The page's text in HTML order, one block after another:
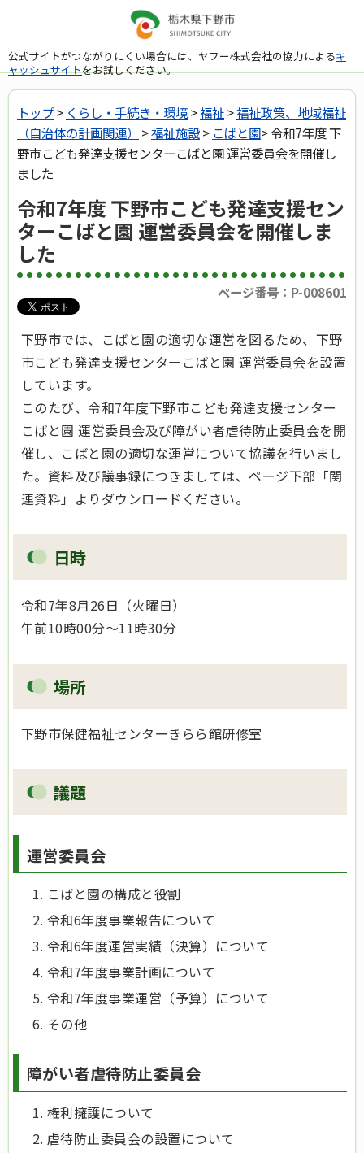
公式サイトがつながりにくい場合には、ヤフー株式会社の協力によるキ
ャッシュサイトをお試しください。
トップ> くらし・手続き・環境>福祉>福祉政策、地域福祉
（自治体の計画関連）
>福祉施設> こばと園> 令和7年度 下
野市こども発達支援センターこばと園 運営委員会を開催し
ました
令和7年度 下野市こども発達支援セン
ターこばと園 運営委員会を開催しま
した
ページ番号：P-008601
下野市では、こばと園の適切な運営を図るため、下野
市こども発達支援センターこばと園 運営委員会を設置
しています。
このたび、令和7年度下野市こども発達支援センター
こばと園 運営委員会及び障がい者虐待防止委員会を開
催し、こばと園の適切な運営について協議を行いまし
た。資料及び議事録につきましては、ページ下部「関
連資料」よりダウンロードください。
日時
令和7年8月26日（火曜日）
午前10時00分～11時30分
場所
下野市保健福祉センターきらら館研修室
議題
運営委員会
こばと園の構成と役割
令和6年度事業報告について
令和6年度運営実績（決算）について
令和7年度事業計画について
令和7年度事業運営（予算）について
その他
障がい者虐待防止委員会
権利擁護について
虐待防止委員会の設置について